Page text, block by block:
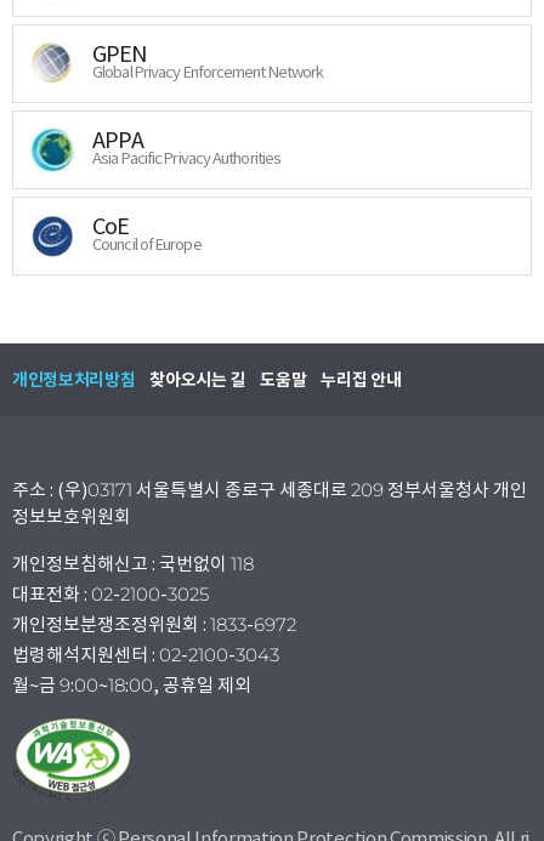
GPEN
Global Privacy Enforcement Network
APPA
Asia Pacific Privacy Authorities
CoE
Council of Europe
개인정보처리방침 찾아오시는 길 도움말 누리집 안내
주소 : (우)03171 서울특별시 종로구 세종대로 209 정부서울청사 개인
정보보호위원회
개인정보침해신고 : 국번없이 118
대표전화 : 02-2100-3025
개인정보분쟁조정위원회 : 1833-6972
법령해석지원센터 : 02-2100-3043
월~금 9:00~18:00, 공휴일 제외